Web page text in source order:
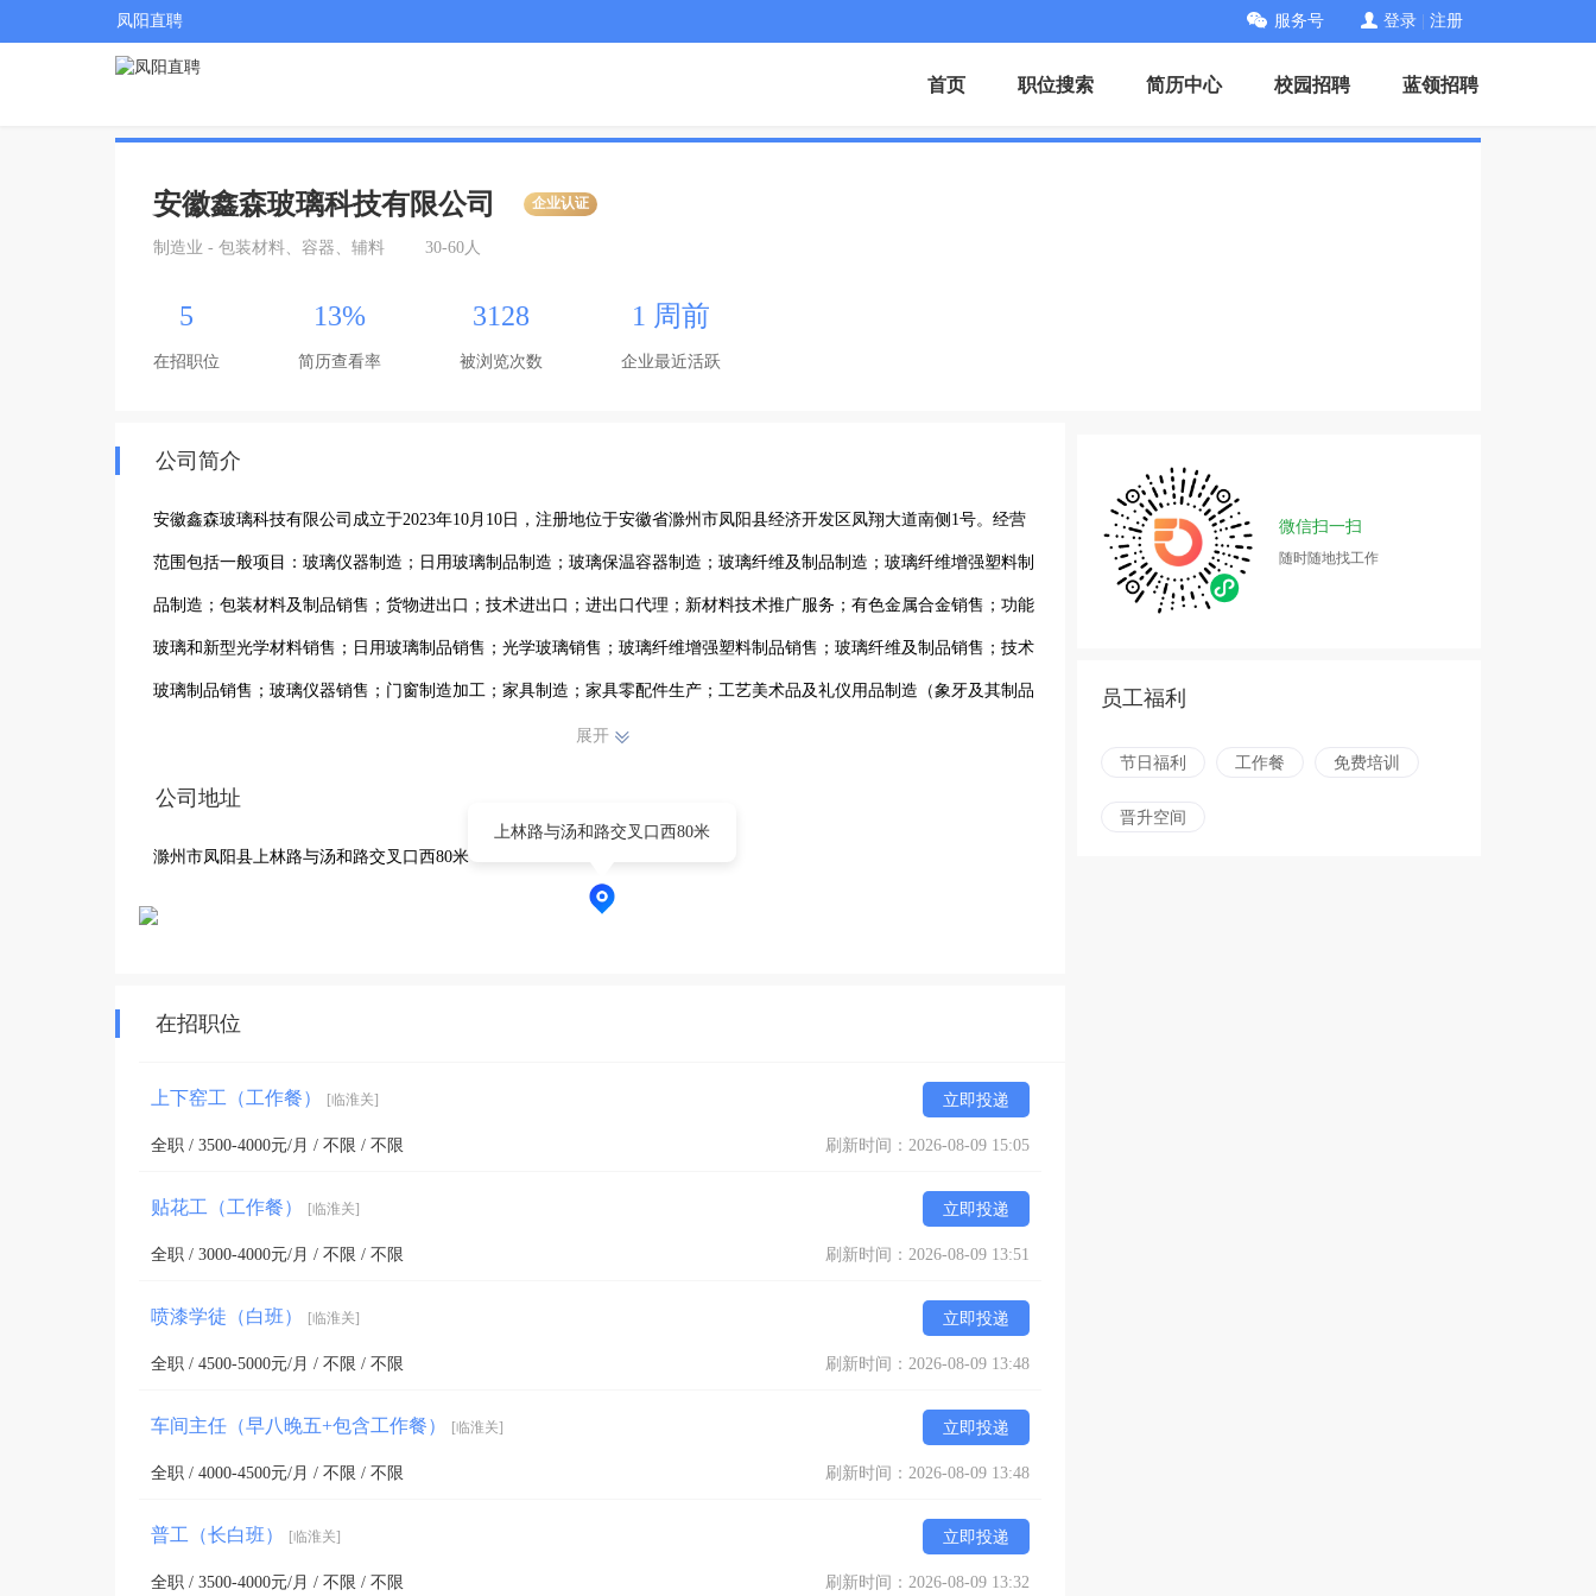
凤阳直聘 服务号 登录 注册
首页 职位搜索 简历中心 校园招聘 蓝领招聘
安徽鑫森玻璃科技有限公司 企业认证
制造业 - 包装材料、容器、辅料 30-60人
5
在招职位
13%
简历查看率
3128
被浏览次数
1 周前
企业最近活跃
公司简介
安徽鑫森玻璃科技有限公司成立于2023年10月10日，注册地位于安徽省滁州市凤阳县经济开发区凤翔大道南侧1号。经营
范围包括一般项目：玻璃仪器制造；日用玻璃制品制造；玻璃保温容器制造；玻璃纤维及制品制造；玻璃纤维增强塑料制
品制造；包装材料及制品销售；货物进出口；技术进出口；进出口代理；新材料技术推广服务；有色金属合金销售；功能
玻璃和新型光学材料销售；日用玻璃制品销售；光学玻璃销售；玻璃纤维增强塑料制品销售；玻璃纤维及制品销售；技术
玻璃制品销售；玻璃仪器销售；门窗制造加工；家具制造；家具零配件生产；工艺美术品及礼仪用品制造（象牙及其制品
除外）；玩具制造；颜料制造；日用化学产品制造；制镜及类似品加工；真空镀膜加工；金属工具制造；模具制造；眼镜
及复合材料销售；太阳能热发电产品销售；电子元器件批发；太阳能热发电装备销售；光伏设备及元器件销售；家具零配
件销售；铸造用造型材料销售；厨具卫具及日用杂品零售；模具销售；门窗销售；光学仪器销售；非电力家用器具销售；
隔热和隔音材料销售；水泥制品销售；日用杂品销售；玩具销售；茶具销售；耐火材料销售；日用化学产品销售；金属工
压延加工；金属表面处理及热处理加工；喷涂加工；激光打标加工；再生资源销售（除许可业务外，可自主依法经营法律
展开
公司地址
滁州市凤阳县上林路与汤和路交叉口西80米
上林路与汤和路交叉口西80米
在招职位
上下窑工（工作餐） [临淮关] 立即投递
全职 / 3500-4000元/月 / 不限 / 不限 刷新时间：2026-08-09 15:05
贴花工（工作餐） [临淮关] 立即投递
全职 / 3000-4000元/月 / 不限 / 不限 刷新时间：2026-08-09 13:51
喷漆学徒（白班） [临淮关] 立即投递
全职 / 4500-5000元/月 / 不限 / 不限 刷新时间：2026-08-09 13:48
车间主任（早八晚五+包含工作餐） [临淮关] 立即投递
全职 / 4000-4500元/月 / 不限 / 不限 刷新时间：2026-08-09 13:48
普工（长白班） [临淮关] 立即投递
全职 / 3500-4000元/月 / 不限 / 不限 刷新时间：2026-08-09 13:32
微信扫一扫
随时随地找工作
员工福利
节日福利 工作餐 免费培训
晋升空间